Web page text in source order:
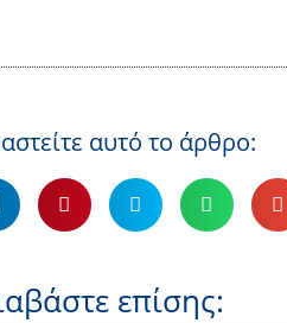
αυτό το άρθρο:
επίσης: